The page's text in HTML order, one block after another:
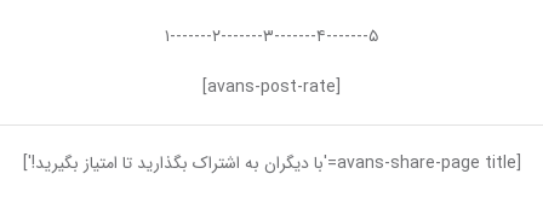
۵-------۴-------۳-------۲-------۱
[avans-post-rate]
[avans-share-page title='با دیگران به اشتراک بگذارید تا امتیاز بگیرید!']